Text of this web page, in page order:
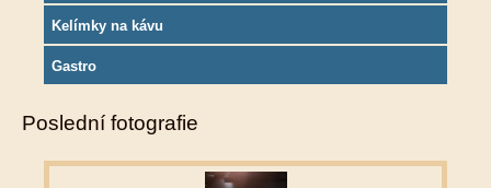
Kelímky na kávu
Gastro
Poslední fotografie